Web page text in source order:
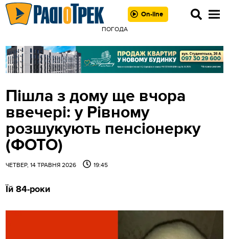
On-line
ПOГOДA
Пішла з дому ще вчора
ввечері: у Рівному
розшукують пенсіонерку
(ФОТО)
ЧЕТВЕР, 14 ТРАВНЯ 2026 19:45
Їй 84-роки